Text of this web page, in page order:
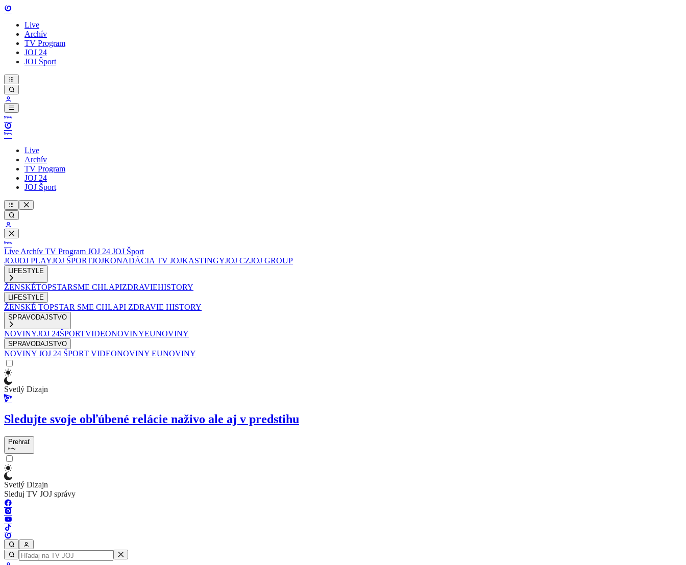
Live
Archív
TV Program
JOJ 24
JOJ Šport
Live
Archív
TV Program
JOJ 24
JOJ Šport
Live Archív TV Program JOJ 24 JOJ Šport
JOJJOJ PLAYJOJ ŠPORTJOJKONADÁCIA TV JOJKASTINGYJOJ CZJOJ GROUP
LIFESTYLE
ŽENSKÉTOPSTARSME CHLAPIZDRAVIEHISTORY
LIFESTYLE
ŽENSKÉ TOPSTAR SME CHLAPI ZDRAVIE HISTORY
SPRAVODAJSTVO
NOVINYJOJ 24ŠPORTVIDEONOVINYEUNOVINY
SPRAVODAJSTVO
NOVINY JOJ 24 ŠPORT VIDEONOVINY EUNOVINY
Svetlý Dizajn
Sledujte svoje obľúbené relácie naživo ale aj v predstihu
Prehrať
Svetlý Dizajn
Sleduj TV JOJ správy